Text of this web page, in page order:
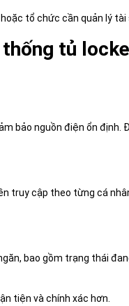
tổ chức cần quản lý
tủ
bảo nguồn điện ổn định.
truy cập theo từng cá
bao gồm trạng thái
tiện và chính xác hơn.